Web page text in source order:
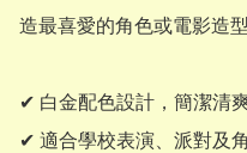
造最喜愛的角色或電影造
✔ 白金配色設計，簡潔清
✔ 適合學校表演、派對及